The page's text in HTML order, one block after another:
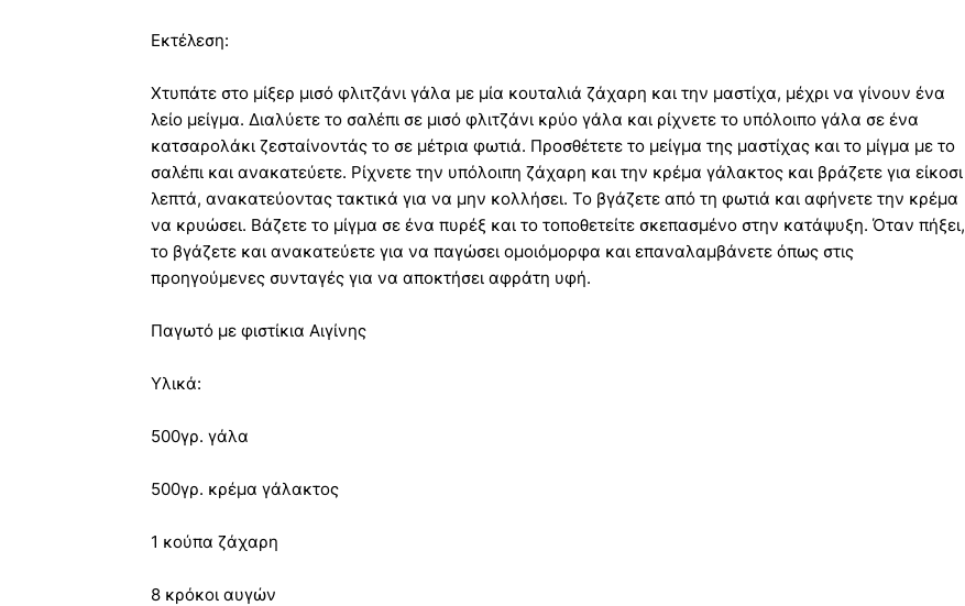
Εκτέλεση:
Χτυπάτε στο μίξερ μισό φλιτζάνι γάλα με μία κουταλιά ζάχαρη και την μαστίχα, μέχρι να γίνουν ένα
λείο μείγμα. Διαλύετε το σαλέπι σε μισό φλιτζάνι κρύο γάλα και ρίχνετε το υπόλοιπο γάλα σε ένα
κατσαρολάκι ζεσταίνοντάς το σε μέτρια φωτιά. Προσθέτετε το μείγμα της μαστίχας και το μίγμα με το
σαλέπι και ανακατεύετε. Ρίχνετε την υπόλοιπη ζάχαρη και την κρέμα γάλακτος και βράζετε για είκοσι
λεπτά, ανακατεύοντας τακτικά για να μην κολλήσει. Το βγάζετε από τη φωτιά και αφήνετε την κρέμα
να κρυώσει. Βάζετε το μίγμα σε ένα πυρέξ και το τοποθετείτε σκεπασμένο στην κατάψυξη. Όταν πήξει,
το βγάζετε και ανακατεύετε για να παγώσει ομοιόμορφα και επαναλαμβάνετε όπως στις
προηγούμενες συνταγές για να αποκτήσει αφράτη υφή.
Παγωτό με φιστίκια Αιγίνης
Υλικά:
500γρ. γάλα
500γρ. κρέμα γάλακτος
1 κούπα ζάχαρη
8 κρόκοι αυγών